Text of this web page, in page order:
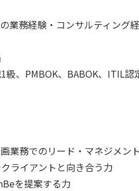
業務経験・コンサルティング
級、PMBOK、BABOK、ITIL認
業務でのリード・マネジメン
ライアントと向き合う力
を提案する力